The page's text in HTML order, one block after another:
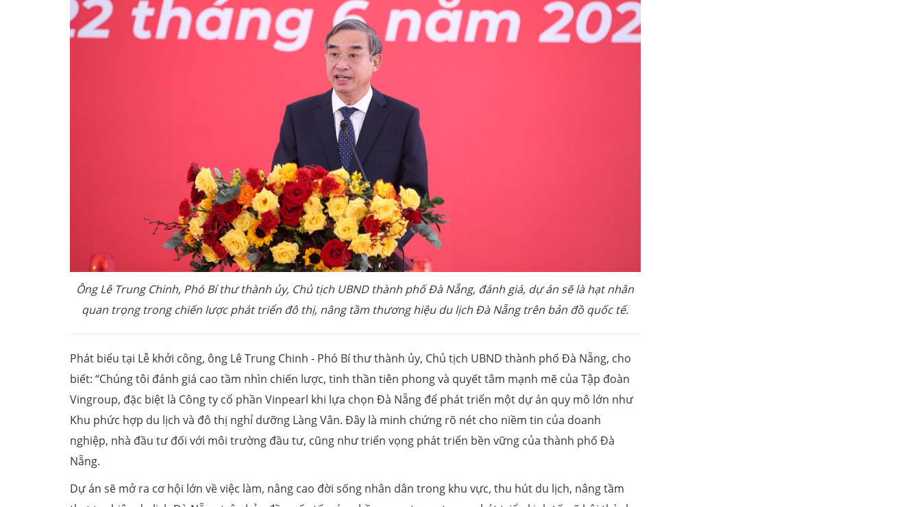
Ông Lê Trung Chinh, Phó Bí thư thành ủy, Chủ tịch UBND thành phố Đà Nẵng, đánh giá, dự án sẽ làhạt nhân
quan trọng trong chiến lược phát triển đô thị, nângtầm thương hiệu du lịch Đà Nẵng trên bản đồ quốc tế.
Phát biểu tại Lễ khởi công, ông Lê Trung Chinh - Phó Bí thư thành ủy, Chủ tịch UBND thành phố Đà Nẵng, cho
biết: “Chúng tôi đánh giá cao tầm nhìn chiến lược, tinh thần tiên phong và quyết tâm mạnh mẽ của Tập đoàn
Vingroup, đặc biệt là Công ty cổ phần Vinpearl khi lựa chọn Đà Nẵng để phát triển một dự án quy mô lớn như
Khu phức hợp du lịch và đô thị nghỉ dưỡng Làng Vân. Đây là minh chứng rõ nét cho niềm tin của doanh
nghiệp, nhà đầu tư đối với môi trường đầu tư, cũng như triển vọng phát triển bền vững của thành phố Đà
Nẵng.
Dự án sẽ mở ra cơ hội lớn về việc làm, nâng cao đời sống nhân dân trong khu vực, thu hút du lịch, nâng tầm